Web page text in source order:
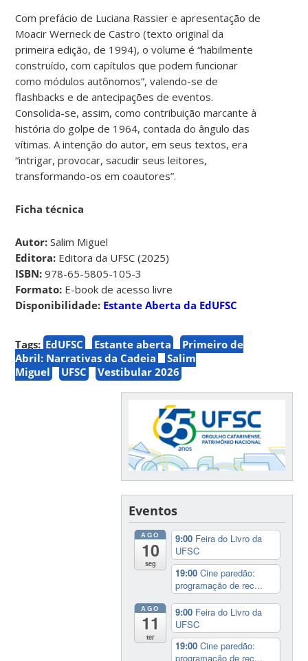
Com prefácio de Luciana Rassier e apresentação de
Moacir Werneck de Castro (texto original da
primeira edição, de 1994), o volume é “habilmente
construído, com capítulos que podem funcionar
como módulos autônomos”, valendo-se de
flashbacks e de antecipações de eventos.
Consolida-se, assim, como contribuição marcante à
história do golpe de 1964, contada do ângulo das
vítimas. A intenção do autor, em seus textos, era
“intrigar, provocar, sacudir seus leitores,
transformando-os em coautores”.
Ficha técnica
Autor: Salim Miguel
Editora: Editora da UFSC (2025)
ISBN: 978-65-5805-105-3
Formato: E-book de acesso livre
Disponibilidade: Estante Aberta da EdUFSC
Tags: EdUFSC Estante aberta
Primeiro de
Abril: Narrativas da Cadeia
Salim
Miguel
UFSC Vestibular 2026
Eventos
AGO
10
seg
9:00 Feira do Livro da
UFSC
19:00Cine paredão:
programação de rec...
AGO
11
ter
9:00 Feira do Livro da
UFSC
19:00Cine paredão:
programação de rec...